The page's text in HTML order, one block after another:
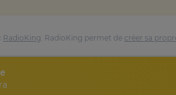
RadioKing . RadioKing permet de créer sa